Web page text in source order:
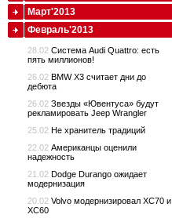
Март'2013
Февраль'2013
28.02 Cистема Audi Quattro: есть
пять миллионов!
26.02 BMW X3 считает дни до
дебюта
26.02 Звезды «Ювентуса» будут
рекламировать Jeep Wrangler
25.02 Не хранитель традиций
22.02 Американцы оценили
надежность
21.02 Dodge Durango ожидает
модернизация
20.02 Volvo модернизировал XC70 и
XC60